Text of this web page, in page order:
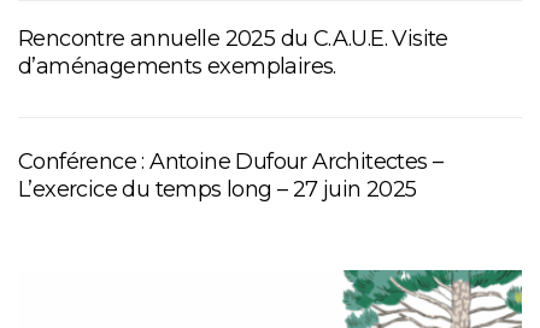
Rencontre annuelle 2025 du C.A.U.E. Visite
d’aménagements exemplaires.
Conférence : Antoine Dufour Architectes –
L’exercice du temps long – 27 juin 2025